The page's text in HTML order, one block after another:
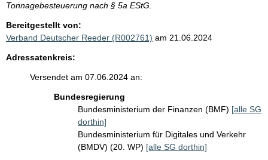
Tonnagebesteuerung nach § 5a EStG.
Bereitgestellt von:
Verband Deutscher Reeder (R002761) am 21.06.2024
Adressatenkreis:
Versendet am 07.06.2024 an:
Bundesregierung
Bundesministerium der Finanzen (BMF) [alle SG
dorthin]
Bundesministerium für Digitales und Verkehr
(BMDV) (20. WP) [alle SG dorthin]